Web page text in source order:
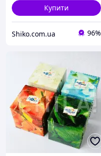
Купити
Shiko.com.ua 96%